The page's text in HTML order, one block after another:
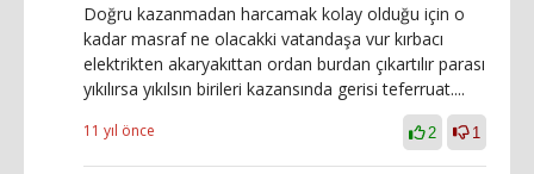
Doğru kazanmadan harcamak kolay olduğu için o
kadar masraf ne olacakki vatandaşa vur kırbacı
elektrikten akaryakıttan ordan burdan çıkartılır parası
yıkılırsa yıkılsın birileri kazansında gerisi teferruat....
11 yıl önce 2 1